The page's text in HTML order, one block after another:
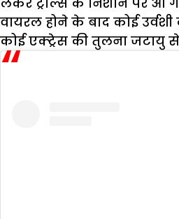
वायरल होने के बाद कोई उर्वशी
कोई एक्ट्रेस की तुलना जटायु से